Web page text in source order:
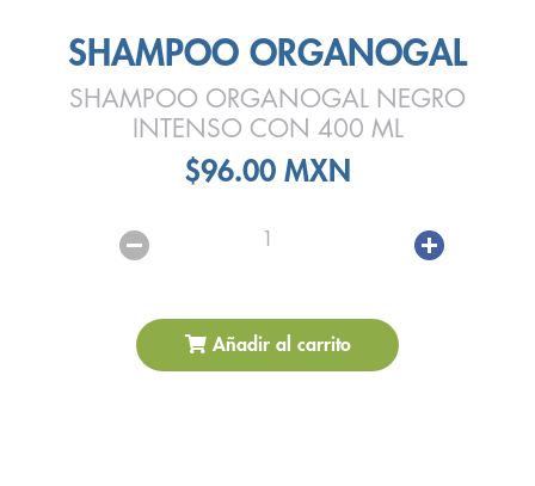
SHAMPOO ORGANOGAL
SHAMPOO ORGANOGAL NEGRO
INTENSO CON 400 ML
$96.00 MXN
1
Añadir al carrito